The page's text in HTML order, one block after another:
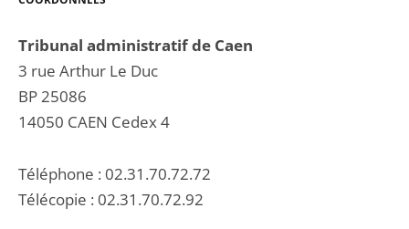
Tribunal administratif de Caen
3 rue Arthur Le Duc
BP 25086
14050 CAEN Cedex 4
Téléphone : 02.31.70.72.72
Télécopie : 02.31.70.72.92